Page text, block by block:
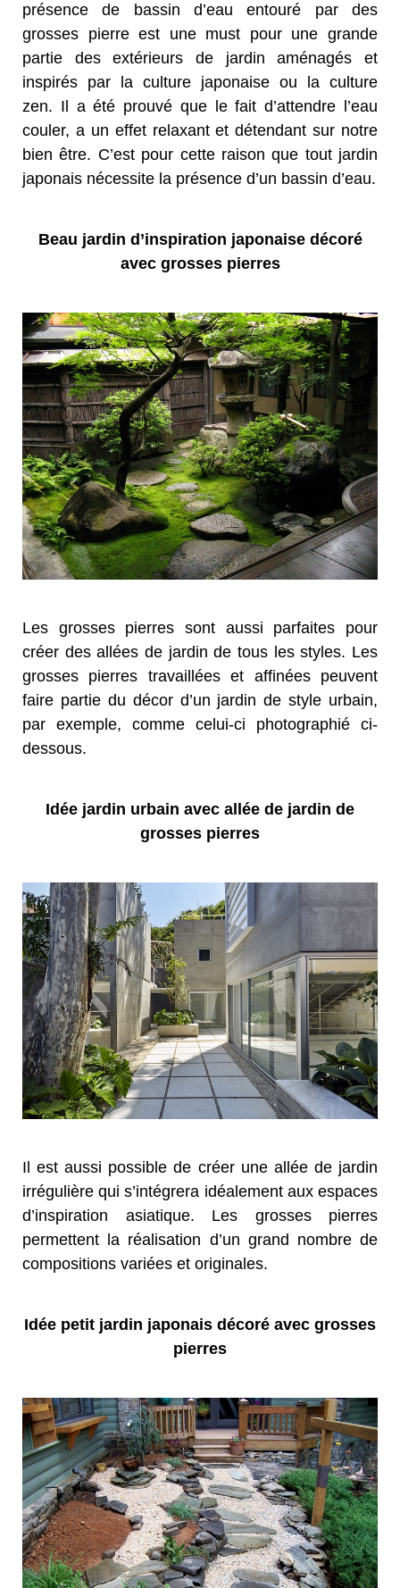
présence de bassin d’eau entouré par des
grosses pierre est une must pour une grande
partie des extérieurs de jardin aménagés et
inspirés par la culture japonaise ou la culture
zen. Il a été prouvé que le fait d’attendre l’eau
couler, a un effet relaxant et détendant sur notre
bien être. C’est pour cette raison que tout jardin
japonais nécessite la présence d’un bassin d’eau.
Beau jardin d’inspiration japonaise décoré
avec grosses pierres
Les grosses pierres sont aussi parfaites pour
créer des allées de jardin de tous les styles. Les
grosses pierres travaillées et affinées peuvent
faire partie du décor d’un jardin de style urbain,
par exemple, comme celui-ci photographié ci-
dessous.
Idée jardin urbain avec allée de jardin de
grosses pierres
Il est aussi possible de créer une allée de jardin
irrégulière qui s’intégrera idéalement aux espaces
d’inspiration asiatique. Les grosses pierres
permettent la réalisation d’un grand nombre de
compositions variées et originales.
Idée petit jardin japonais décoré avec grosses
pierres